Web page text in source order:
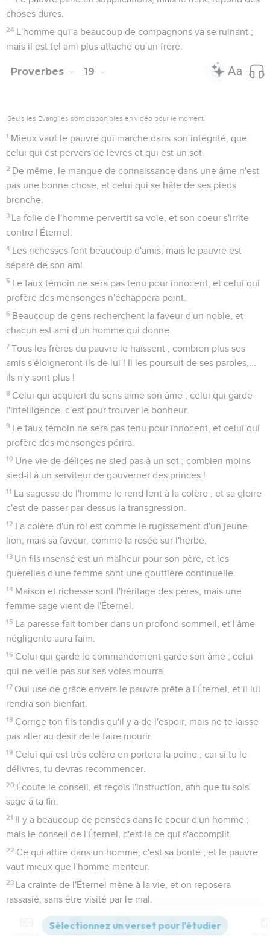
choses dures.
24 L'homme qui a beaucoup de compagnons va se ruinant ;
mais il est tel ami plus attaché qu'un frère.
Proverbes 19
Seuls les Évangiles sont disponibles en vidéo pour le moment.
1 Mieux vaut le pauvre qui marche dans son intégrité, que
celui qui est pervers de lèvres et qui est un sot.
2 De même, le manque de connaissance dans une âme n'est
pas une bonne chose, et celui qui se hâte de ses pieds
bronche.
3 La folie de l'homme pervertit sa voie, et son coeur s'irrite
contre l'Éternel.
4 Les richesses font beaucoup d'amis, mais le pauvre est
séparé de son ami.
5 Le faux témoin ne sera pas tenu pour innocent, et celui qui
profère des mensonges n'échappera point.
6 Beaucoup de gens recherchent la faveur d'un noble, et
chacun est ami d'un homme qui donne.
7 Tous les frères du pauvre le haïssent ; combien plus ses
amis s'éloigneront-ils de lui ! Il les poursuit de ses paroles,...
ils n'y sont plus !
8 Celui qui acquiert du sens aime son âme ; celui qui garde
l'intelligence, c'est pour trouver le bonheur.
9 Le faux témoin ne sera pas tenu pour innocent, et celui qui
profère des mensonges périra.
10 Une vie de délices ne sied pas à un sot ; combien moins
sied-il à un serviteur de gouverner des princes !
11 La sagesse de l'homme le rend lent à la colère ; et sa gloire
c'est de passer par-dessus la transgression.
12 La colère d'un roi est comme le rugissement d'un jeune
lion, mais sa faveur, comme la rosée sur l'herbe.
13 Un fils insensé est un malheur pour son père, et les
querelles d'une femme sont une gouttière continuelle.
14 Maison et richesse sont l'héritage des pères, mais une
femme sage vient de l'Éternel.
15 La paresse fait tomber dans un profond sommeil, et l'âme
négligente aura faim.
16 Celui qui garde le commandement garde son âme ; celui
qui ne veille pas sur ses voies mourra.
17 Qui use de grâce envers le pauvre prête à l'Éternel, et il lui
rendra son bienfait.
18 Corrige ton fils tandis qu'il y a de l'espoir, mais ne te laisse
pas aller au désir de le faire mourir.
19 Celui qui est très colère en portera la peine ; car si tu le
délivres, tu devras recommencer.
20 Écoute le conseil, et reçois l'instruction, afin que tu sois
sage à ta fin.
21 Il y a beaucoup de pensées dans le coeur d'un homme ;
mais le conseil de l'Éternel, c'est là ce qui s'accomplit.
22 Ce qui attire dans un homme, c'est sa bonté ; et le pauvre
vaut mieux que l'homme menteur.
23 La crainte de l'Éternel mène à la vie, et on reposera
rassasié, sans être visité par le mal.
Le paresseux enfonce sa main dans le plat, et il ne la
ramène pas à sa bouche.
Versions Commentaires Strong